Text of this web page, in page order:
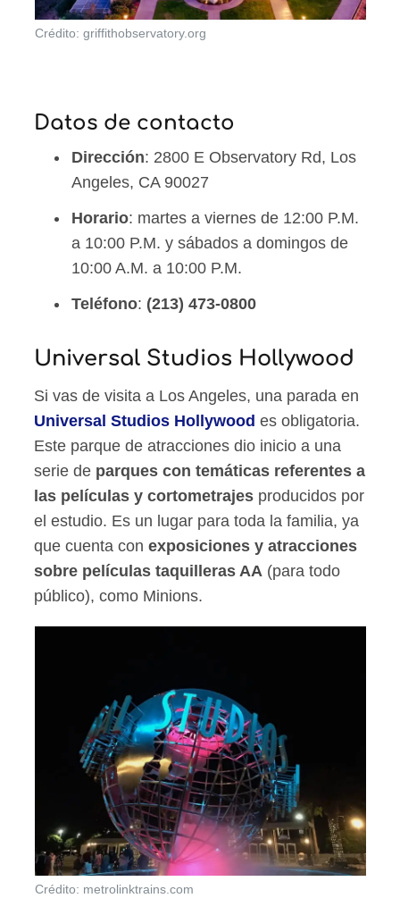
Crédito: griffithobservatory.org
Datos de contacto
Dirección: 2800 E Observatory Rd, Los
Angeles, CA 90027
Horario: martes a viernes de 12:00 P.M.
a 10:00 P.M. y sábados a domingos de
10:00 A.M. a 10:00 P.M.
Teléfono: (213) 473-0800
Universal Studios Hollywood
Si vas de visita a Los Angeles, una parada en
Universal Studios Hollywood es obligatoria.
Este parque de atracciones dio inicio a una
serie de parques con temáticas referentes a
las películas y cortometrajes producidos por
el estudio. Es un lugar para toda la familia, ya
que cuenta conexposiciones y atracciones
sobre películas taquilleras AA (para todo
público), como Minions.
Crédito: metrolinktrains.com